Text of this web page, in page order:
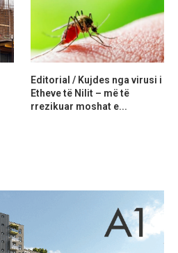
Editorial / Kujdes nga virusi i
Etheve të Nilit – më të
rrezikuar moshat e...